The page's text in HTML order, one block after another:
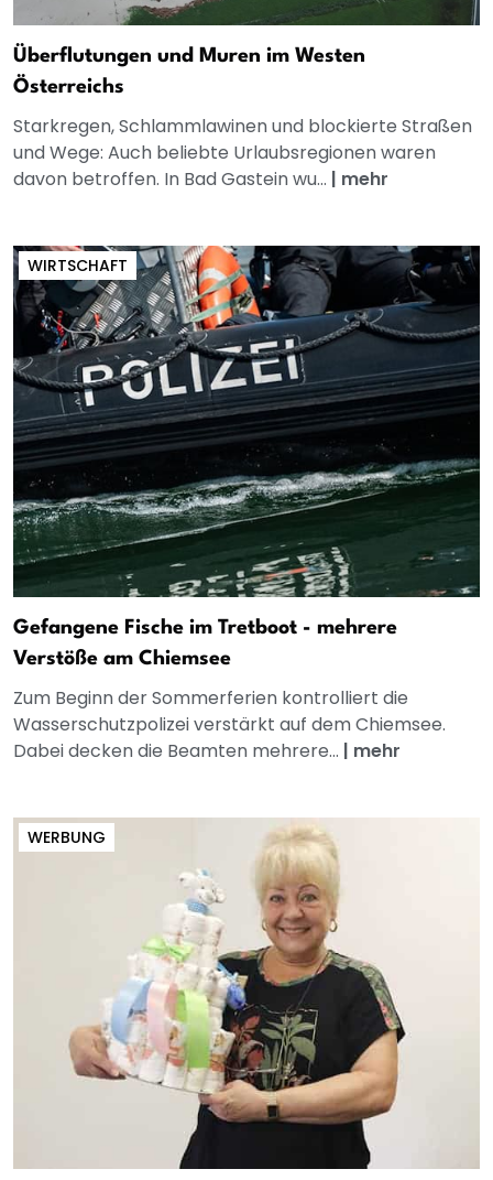
Überflutungen und Muren im Westen
Österreichs
Starkregen, Schlammlawinen und blockierte Straßen
und Wege: Auch beliebte Urlaubsregionen waren
davon betroffen. In Bad Gastein wu... | mehr
WIRTSCHAFT
Gefangene Fische im Tretboot - mehrere
Verstöße am Chiemsee
Zum Beginn der Sommerferien kontrolliert die
Wasserschutzpolizei verstärkt auf dem Chiemsee.
Dabei decken die Beamten mehrere... | mehr
WERBUNG